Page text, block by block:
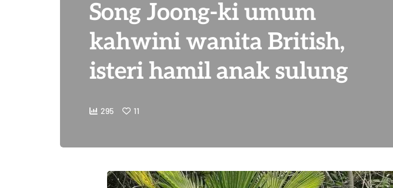
Song Joong-ki umum
kahwini wanita British,
isteri hamil anak sulung
295 11